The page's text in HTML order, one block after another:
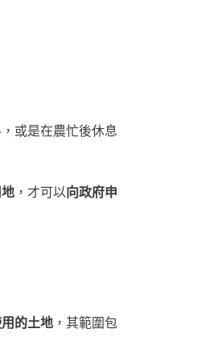
或是在農忙後休息
，才可以向政府申
的土地，其範圍包